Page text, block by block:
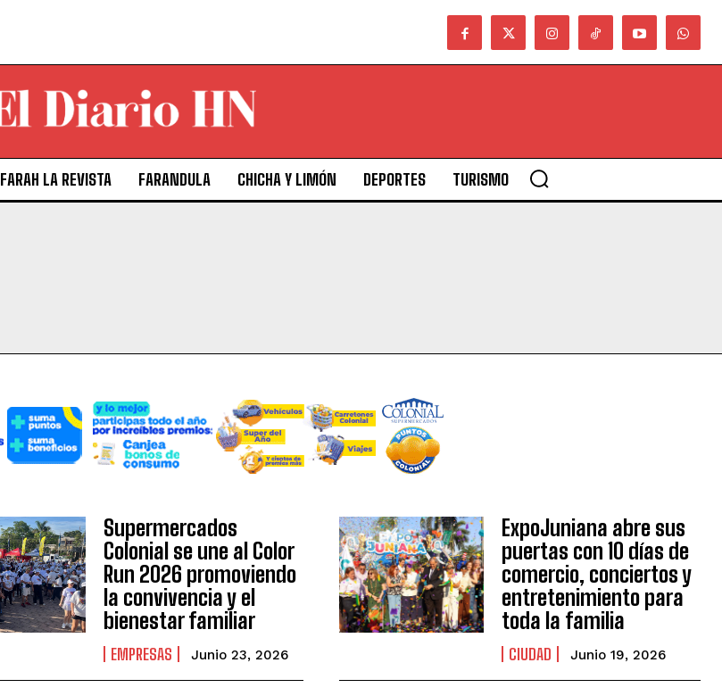
FARAH LA REVISTA FARANDULA CHICHA Y LIMÓN DEPORTES TURISMO
Supermercados
Colonial se une al Color
Run 2026 promoviendo
la convivencia y el
bienestar familiar
EMPRESAS Junio 23, 2026
ExpoJuniana abre sus
puertas con 10 días de
comercio, conciertos y
entretenimiento para
toda la familia
CIUDAD Junio 19, 2026